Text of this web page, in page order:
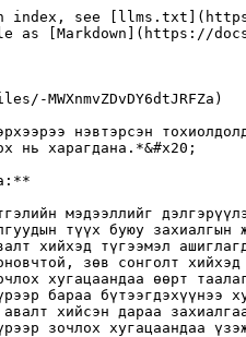
index, see
as [Markdown](https://
MWXnmvZDvDY6dtJRFZa)
нэвтэрсэн
нь харагдана.*&#x20;
мэдээллийг
түүх буюу захиалгын
хийхэд түгээмэл
зөв сонголт
хугацаандаа өөрт
бараа бүтээгдэхүүнээ
хийсэн дараа
зочлох хугацаандаа